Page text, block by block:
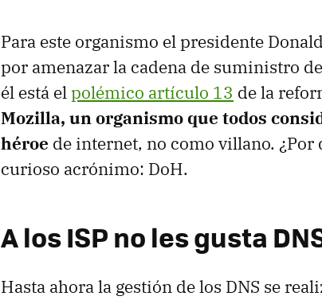
Para este organismo el presidente
por amenazar la cadena de suministro
él está elpolémico artículo 13 de la
Mozilla, un organismo que todos
héroe de internet, no como villano. ¿Por
curioso acrónimo: DoH.
A los ISP no les gusta
Hasta ahora la gestión de los DNS se